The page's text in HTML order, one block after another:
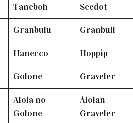
Taneboh Seedot
Granbulu Granbull
Hanecco Hoppip
Golone Graveler
Alola no
Golone
Alolan
Graveler